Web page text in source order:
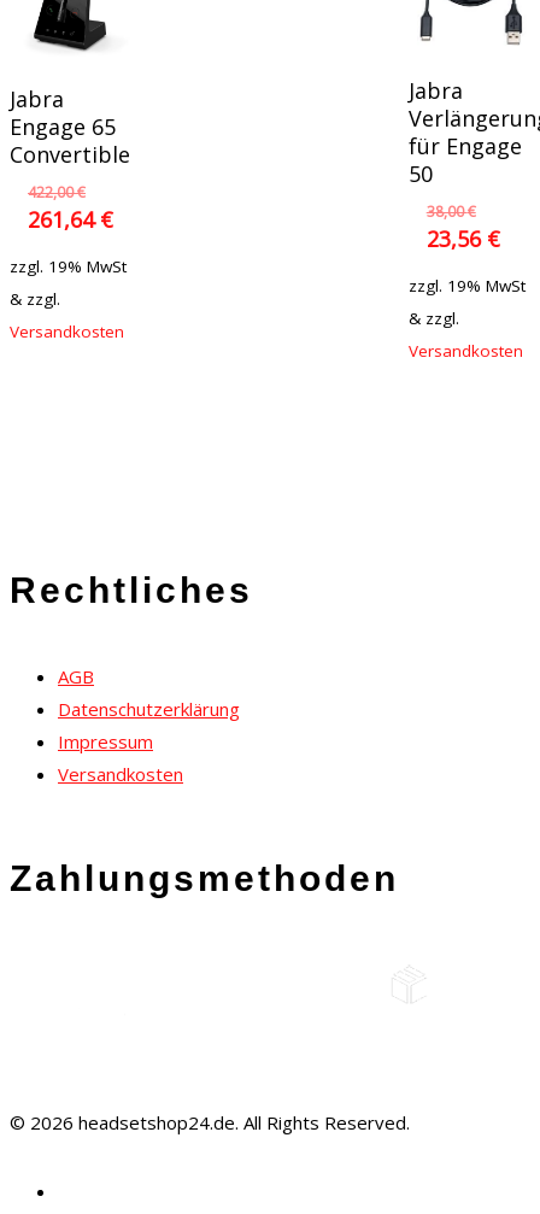
Warenkorb
Jabra
Engage 65
Convertible
422,00€
261,64€
zzgl. 19% MwSt
& zzgl.
Versandkosten
Warenkorb
Jabra
für Engage
50
38,00€
23,56 €
zzgl. 19% MwSt
& zzgl.
Versandkosten
Rechtliches
AGB
Datenschutzerklärung
Impressum
Versandkosten
Zahlungsmethoden
© 2026 headsetshop24.de. All Rights Reserved.